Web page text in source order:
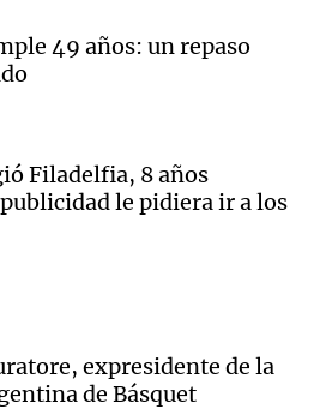
49 años: un repaso
Filadelfia, 8 años
le pidiera ir a los
expresidente de la
de Básquet